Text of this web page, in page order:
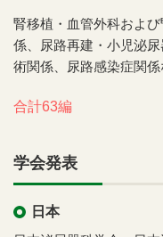
腎移植・血管外科およ
係、尿路再建・小児泌
術関係、尿路感染症関
合計63編
学会発表
日本